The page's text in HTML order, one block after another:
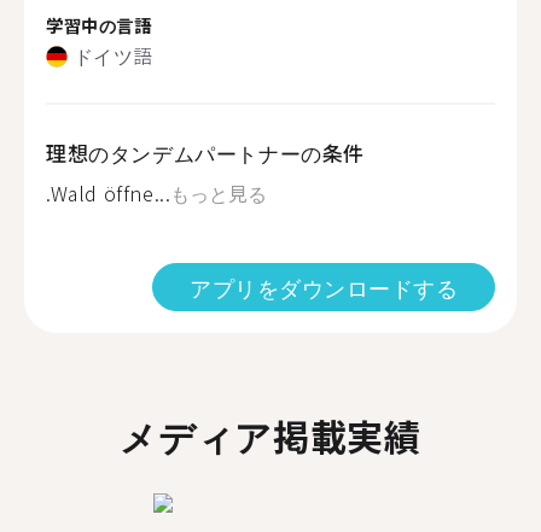
学習中の言語
ドイツ語
理想のタンデムパートナーの条件
.Wald öffne...もっと見る
アプリをダウンロードする
メディア掲載実績